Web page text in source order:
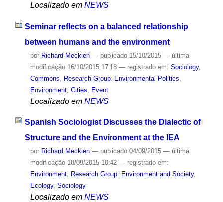
Localizado em NEWS
Seminar reflects on a balanced relationship
between humans and the environment
por Richard Meckien — publicado15/10/2015 — última
modificação16/10/2015 17:18 — registrado em: Sociology,
Commons
Research Group: Environmental Politics
Environment, Cities Event
Localizado em NEWS
Spanish Sociologist Discusses the Dialectic of
Structure and the Environment at the IEA
por Richard Meckien — publicado04/09/2015 — última
modificação18/09/2015 10:42 — registrado em:
Environment, Research Group: Environment and Society,
Ecology, Sociology
Localizado em NEWS